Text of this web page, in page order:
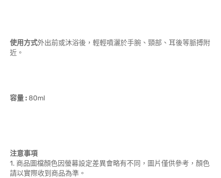
使用方式外出前或沐浴後，輕輕噴灑於手腕、頸部、耳後等脈搏附
近。
容量 :80ml
注意事項
1. 商品圖檔顏色因螢幕設定差異會略有不同，圖片僅供參考，顏色
請以實際收到商品為準。